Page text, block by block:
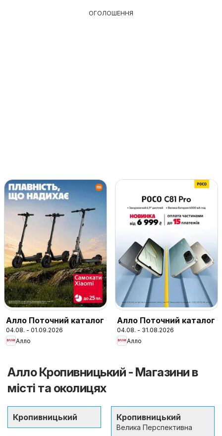
ОГОЛОШЕННЯ
Алло Поточний каталог
04.08. - 01.09.2026
Алло
Алло Поточний каталог
04.08. - 31.08.2026
Алло
Алло Кропивницький - Магазини в
місті та околицях
Кропивницький Кропивницький
Велика Перспективна